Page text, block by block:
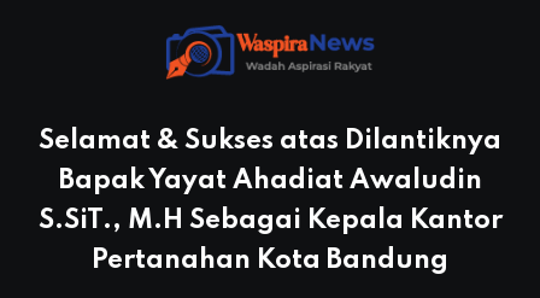
Selamat & Sukses atas Dilantiknya
Bapak Yayat Ahadiat Awaludin
S.SiT., M.H Sebagai Kepala Kantor
Pertanahan Kota Bandung